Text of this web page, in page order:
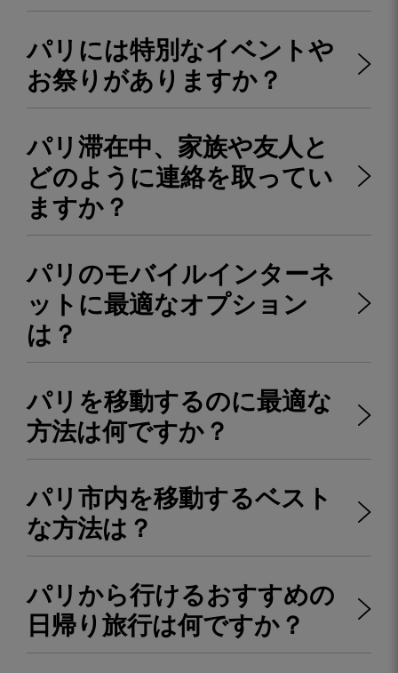
パリには特別なイベントや
お祭りがありますか？
パリ滞在中、家族や友人と
どのように連絡を取ってい
ますか？
パリのモバイルインターネ
ットに最適なオプション
は？
パリを移動するのに最適な
方法は何ですか？
パリ市内を移動するベスト
な方法は？
パリから行けるおすすめの
日帰り旅行は何ですか？